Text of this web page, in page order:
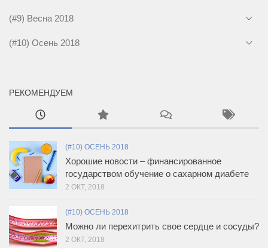
(#9) Весна 2018
(#10) Осень 2018
РЕКОМЕНДУЕМ
(#10) ОСЕНЬ 2018
Хорошие новости – финансированное
государством обучение о сахарном диабете
2 ОКТ, 2018
(#10) ОСЕНЬ 2018
Можно ли перехитрить свое сердце и сосуды?
2 ОКТ, 2018